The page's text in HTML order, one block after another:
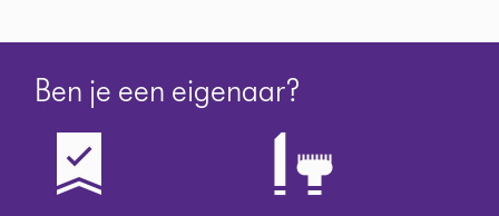
Ben je een eigenaar?